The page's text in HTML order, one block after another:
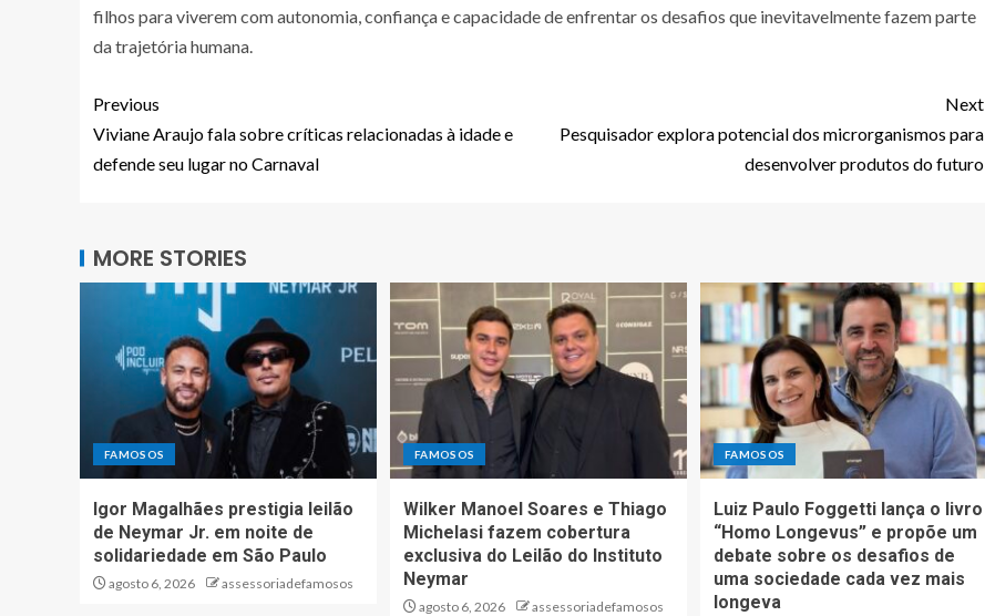
filhos para viverem com autonomia, confiança e capacidade de enfrentar os desafios que inevitavelmente fazem parte
da trajetória humana.
Previous
Viviane Araujo fala sobre críticas relacionadas à idade e
defende seu lugar no Carnaval
Next
Pesquisador explora potencial dos microrganismos para
desenvolver produtos do futuro
MORE STORIES
FAMOSOS
Igor Magalhães prestigia leilão
de Neymar Jr. em noite de
solidariedade em São Paulo
agosto 6, 2026 assessoriadefamosos
FAMOSOS
Wilker Manoel Soares e Thiago
Michelasi fazem cobertura
exclusiva do Leilão do Instituto
Neymar
agosto 6, 2026 assessoriadefamosos
FAMOSOS
Luiz Paulo Foggetti lança o livro
“Homo Longevus” e propõe um
debate sobre os desafios de
uma sociedade cada vez mais
longeva